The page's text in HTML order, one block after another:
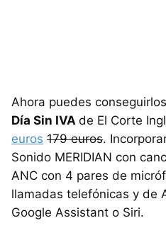
Ahora puedes
Día Sin IVA de El Corte
euros 179 euros.
Sonido MERIDIAN con
ANC con 4 pares de
llamadas telefónicas y de
Google Assistant o Siri.